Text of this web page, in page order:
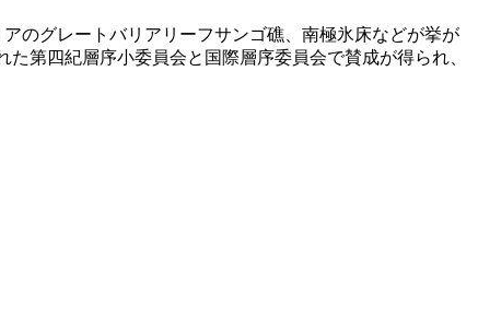
のグレートバリアリーフサンゴ礁、南極氷床などが挙が
第四紀層序小委員会と国際層序委員会で賛成が得られ、